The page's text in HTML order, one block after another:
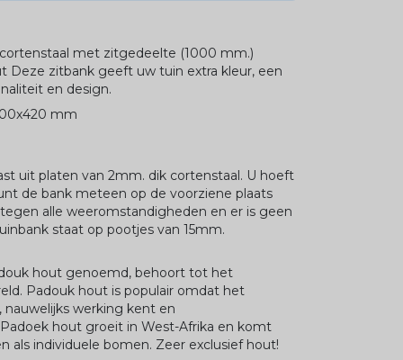
met zitgedeelte (1000 mm.)
Deze zitbank geeft uw tuin extra kleur, een
en design.
mm
uit platen van 2mm. dik cortenstaal. U hoeft
de bank meteen op de voorziene plaats
alle weeromstandigheden en er is geen
staat op pootjes van 15mm.
hout genoemd, behoort tot het
Padouk hout is populair omdat het
werking kent en
hout groeit in West-Afrika en komt
als individuele bomen. Zeer exclusief hout!